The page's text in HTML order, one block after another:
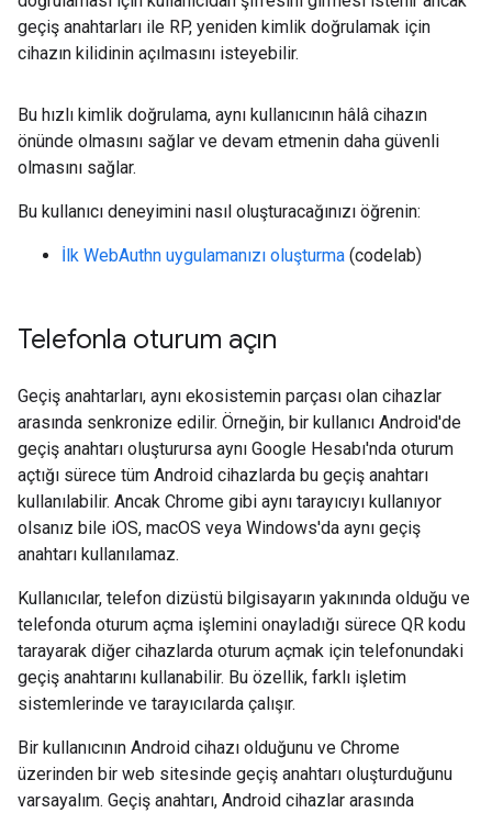
geçiş anahtarları ile RP, yeniden kimlik doğrulamak için
cihazın kilidinin açılmasını isteyebilir.
Bu hızlı kimlik doğrulama, aynı kullanıcının hâlâ cihazın
önünde olmasını sağlar ve devam etmenin daha güvenli
olmasını sağlar.
Bu kullanıcı deneyimini nasıl oluşturacağınızı öğrenin:
İlk WebAuthn uygulamanızı oluşturma (codelab)
Telefonla oturum açın
Geçiş anahtarları, aynı ekosistemin parçası olan cihazlar
arasında senkronize edilir. Örneğin, bir kullanıcı Android'de
geçiş anahtarı oluşturursa aynı Google Hesabı'nda oturum
açtığı sürece tüm Android cihazlarda bu geçiş anahtarı
kullanılabilir. Ancak Chrome gibi aynı tarayıcıyı kullanıyor
olsanız bile iOS, macOS veya Windows'da aynı geçiş
anahtarı kullanılamaz.
Kullanıcılar, telefon dizüstü bilgisayarın yakınında olduğu ve
telefonda oturum açma işlemini onayladığı sürece QR kodu
tarayarak diğer cihazlarda oturum açmak için telefonundaki
geçiş anahtarını kullanabilir. Bu özellik, farklı işletim
sistemlerinde ve tarayıcılarda çalışır.
Bir kullanıcının Android cihazı olduğunu ve Chrome
üzerinden bir web sitesinde geçiş anahtarı oluşturduğunu
varsayalım. Geçiş anahtarı, Android cihazlar arasında